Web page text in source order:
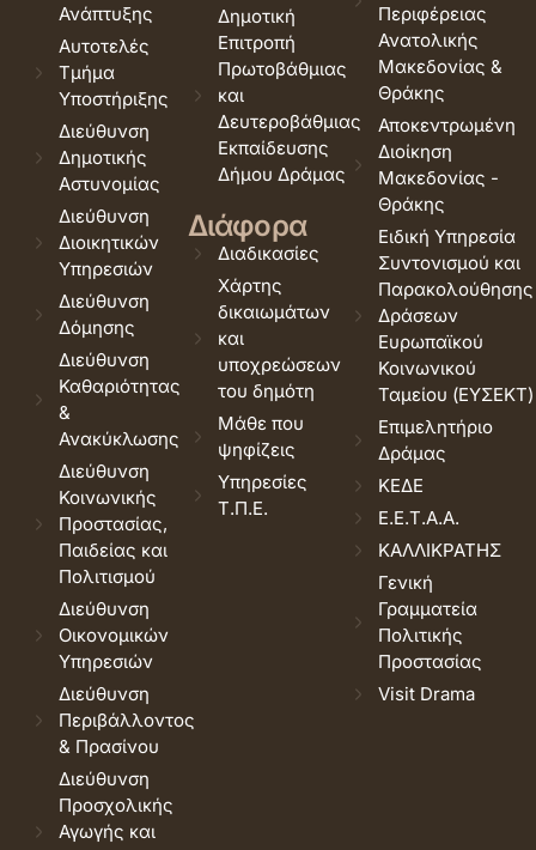
Ανάπτυξης
Αυτοτελές
Τμήμα
Υποστήριξης
Διεύθυνση
Δημοτικής
Αστυνομίας
Διεύθυνση
Διοικητικών
Υπηρεσιών
Διεύθυνση
Δόμησης
Διεύθυνση
Καθαριότητας
&
Ανακύκλωσης
Διεύθυνση
Κοινωνικής
Προστασίας,
Παιδείας και
Πολιτισμού
Διεύθυνση
Οικονομικών
Υπηρεσιών
Διεύθυνση
Περιβάλλοντος
& Πρασίνου
Διεύθυνση
Προσχολικής
Αγωγής και
Δημοτική
Επιτροπή
Πρωτοβάθμιας
και
Δευτεροβάθμιας
Εκπαίδευσης
Δήμου Δράμας
Διάφορα
Διαδικασίες
Χάρτης
δικαιωμάτων
και
υποχρεώσεων
του δημότη
Μάθε που
ψηφίζεις
Υπηρεσίες
Τ.Π.Ε.
Περιφέρειας
Ανατολικής
Μακεδονίας &
Θράκης
Αποκεντρωμένη
Διοίκηση
Μακεδονίας -
Θράκης
Ειδική Υπηρεσία
Συντονισμού και
Παρακολούθησης
Δράσεων
Ευρωπαϊκού
Κοινωνικού
Ταμείου (ΕΥΣΕΚΤ)
Επιμελητήριο
Δράμας
ΚΕΔΕ
Ε.Ε.Τ.Α.Α.
ΚΑΛΛΙΚΡΑΤΗΣ
Γενική
Γραμματεία
Πολιτικής
Προστασίας
Visit Drama